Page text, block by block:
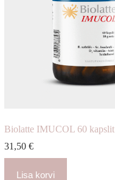
Biolatte IMUCOL 60 kapslit
31,50 €
Lisa korvi